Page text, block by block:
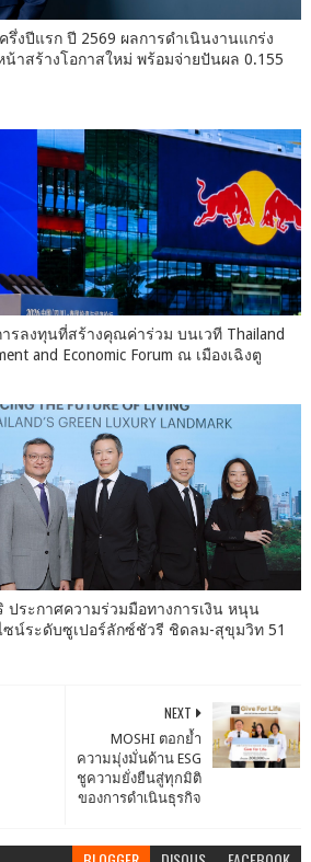
รึ่งปีแรก ปี 2569 ผลการดำเนินงานแกร่ง
น้าสร้างโอกาสใหม่ พร้อมจ่ายปันผล 0.155
รลงทุนที่สร้างคุณค่าร่วม บนเวที Thailand
and Economic Forum ณ เมืองเฉิงตู
ระกาศความร่วมมือทางการเงิน หนุน
ซน์ระดับซูเปอร์ลักซ์ชัวรี ชิดลม-สุขุมวิท 51
NEXT
MOSHI ตอกย้ำ
ความมุ่งมั่นด้าน ESG
ชูความยั่งยืนสู่ทุกมิติ
ของการดำเนินธุรกิจ